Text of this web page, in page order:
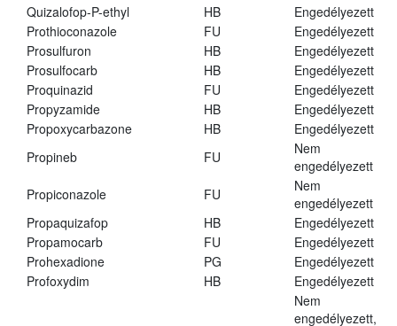
Quizalofop-P-ethyl
HB
Engedélyezett
Prothioconazole
FU
Engedélyezett
Prosulfuron
HB
Engedélyezett
Prosulfocarb
HB
Engedélyezett
Proquinazid
FU
Engedélyezett
Propyzamide
HB
Engedélyezett
Propoxycarbazone
HB
Engedélyezett
Propineb
FU
Nem
engedélyezett
Propiconazole
FU
Nem
engedélyezett
Propaquizafop
HB
Engedélyezett
Propamocarb
FU
Engedélyezett
Prohexadione
PG
Engedélyezett
Profoxydim
HB Engedélyezett
Nem
engedélyezett,